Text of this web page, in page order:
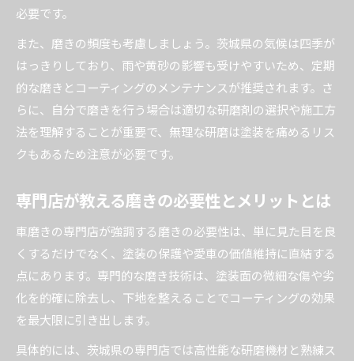
理想の仕上がりを叶える磨きの選び方
茨城県で理想の磨き仕上げを選ぶ基準とは
磨き専門店の比較ポイントと選び方ガイド
車磨きで満足度の高い仕上がりを得るコツ
評判の良い磨きサービスの見極め方を解説
必要です。
また、磨きの頻度も考慮しましょう。茨城県の気候は四季が
はっきりしており、雨や黄砂の影響も受けやすいため、定期
的な磨きとコーティングのメンテナンスが推奨されます。さ
らに、自分で磨きを行う場合は適切な研磨剤の選択や施工方
法を理解することが重要で、無理な研磨は塗装を痛めるリス
クもあるため注意が必要です。
専門店が教える磨きの必要性とメリットとは
車磨きの専門店が強調する磨きの必要性は、単に見た目を良
くするだけでなく、塗装の保護や愛車の価値維持に直結する
点にあります。専門的な磨き技術は、塗装面の微細な傷や劣
化を的確に除去し、下地を整えることでコーティングの効果
を最大限に引き出します。
具体的には、茨城県の専門店では高性能な研磨機材と熟練ス